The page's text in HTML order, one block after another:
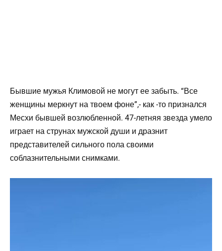
Бывшие мужья Климовой не могут ее забыть. “Все
женщины меркнут на твоем фоне”,- как -то признался
Месхи бывшей возлюбленной. 47-летняя звезда умело
играет на струнах мужской души и дразнит
представителей сильного пола своими
соблазнительными снимками.